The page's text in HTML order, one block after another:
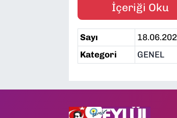
İçeriği Oku
Sayı
Kategori
GENEL
YEREL YÖNETİMLER